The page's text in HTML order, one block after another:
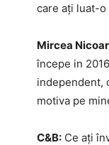
care ați luat-
Mircea
începe in
independent,
motiva pe
C&B: Ce ați